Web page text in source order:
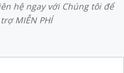
hệ ngay với Chúng tôi để
MIỄN PHÍ